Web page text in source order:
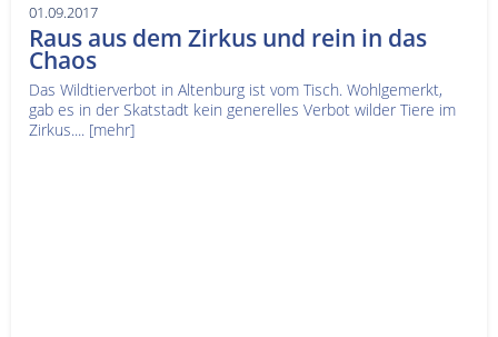
01.09.2017
Raus aus dem Zirkus und rein in das
Chaos
Das Wildtierverbot in Altenburg ist vom Tisch. Wohlgemerkt,
gab es in der Skatstadt kein generelles Verbot wilder Tiere im
Zirkus.... [mehr]